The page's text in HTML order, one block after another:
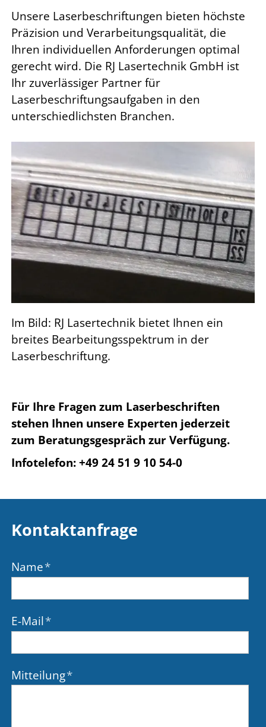
Unsere Laserbeschriftungen bieten höchste
Präzision und Verarbeitungsqualität, die
Ihren individuellen Anforderungen optimal
gerecht wird. Die RJ Lasertechnik GmbH ist
Ihr zuverlässiger Partner für
Laserbeschriftungsaufgaben in den
unterschiedlichsten Branchen.
Im Bild: RJ Lasertechnik bietet Ihnen ein
breites Bearbeitungsspektrum in der
Laserbeschriftung.
Für Ihre Fragen zum Laserbeschriften
stehen Ihnen unsere Experten jederzeit
zum Beratungsgespräch zur Verfügung.
Infotelefon: +49 24 51 9 10 54-0
Kontaktanfrage
Name*
E-Mail*
Mitteilung*